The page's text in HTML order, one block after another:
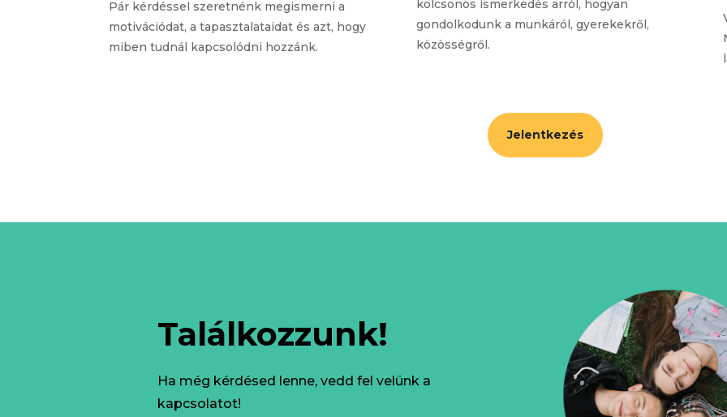
Pár kérdéssel szeretnénk megismerni a
motivációdat, a tapasztalataidat és azt, hogy
miben tudnál kapcsolódni hozzánk.
kölcsönös ismerkedés arról, hogyan
gondolkodunk a munkáról, gyerekekről,
közösségről.
Jelentkezés
Találkozzunk!
Ha még kérdésed lenne, vedd fel velünk a
kapcsolatot!